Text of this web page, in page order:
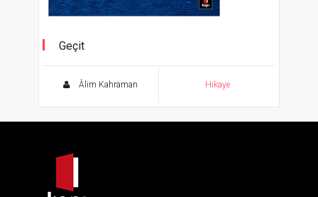
Geçit
Âlim Kahraman Hikaye